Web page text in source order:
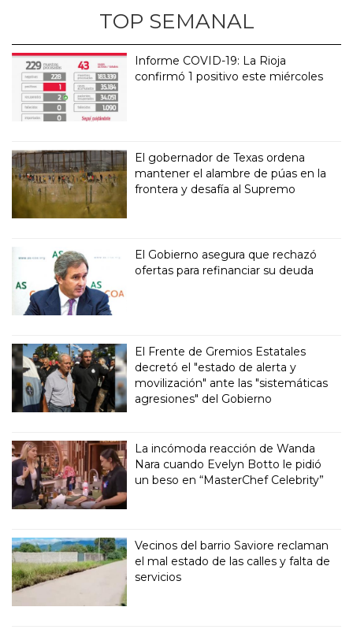
TOP SEMANAL
Informe COVID-19: La Rioja
confirmó 1 positivo este miércoles
El gobernador de Texas ordena
mantener el alambre de púas en la
frontera y desafía al Supremo
El Gobierno asegura que rechazó
ofertas para refinanciar su deuda
El Frente de Gremios Estatales
decretó el "estado de alerta y
movilización" ante las "sistemáticas
agresiones" del Gobierno
La incómoda reacción de Wanda
Nara cuando Evelyn Botto le pidió
un beso en “MasterChef Celebrity”
Vecinos del barrio Saviore reclaman
el mal estado de las calles y falta de
servicios